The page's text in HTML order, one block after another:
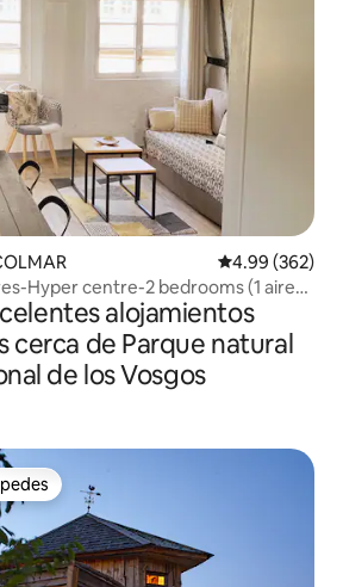
Calificación
4.99 (362)
Hyper centre-2 bedrooms (1 aire
alojamientos
cerca de Parque natural
de los Vosgos